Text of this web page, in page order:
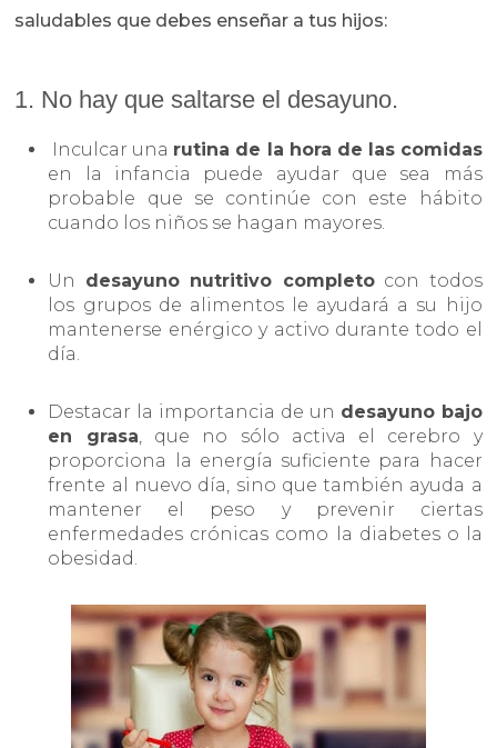
saludables que debes enseñar a tus hijos:
1. No hay que saltarse el desayuno.
Inculcar una rutina de la hora de las comidas
en la infancia puede ayudar que sea más
probable que se continúe con este hábito
cuando los niños se hagan mayores.
Un desayuno nutritivo completocon todos
los grupos de alimentos le ayudará a su hijo
mantenerse enérgico y activo durante todo el
día.
Destacar la importancia de un desayuno bajo
en grasa, que no sólo activa el cerebro y
proporciona la energía suficiente para hacer
frente al nuevo día, sino que también ayuda a
mantener el peso y prevenir ciertas
enfermedades crónicas como la diabetes o la
obesidad.